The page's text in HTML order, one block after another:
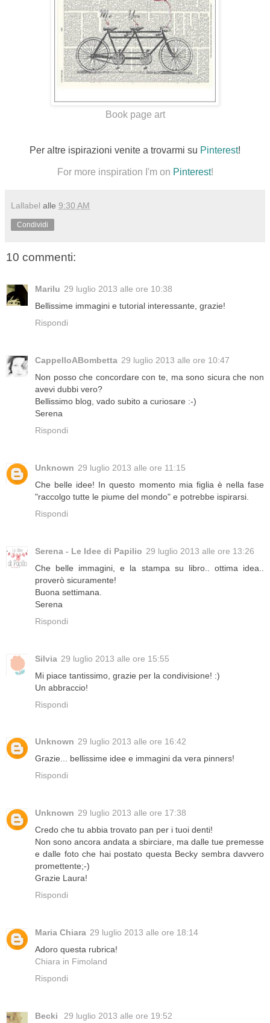
Book page art
Per altre ispirazioni venite a trovarmi su Pinterest!
For more inspiration I'm on Pinterest!
Lallabel alle 9:30 AM
Condividi
10 commenti:
Marilu 29 luglio 2013 alle ore 10:38
Bellissime immagini e tutorial interessante, grazie!
Rispondi
CappelloABombetta 29 luglio 2013 alle ore 10:47
Non posso che concordare con te, ma sono sicura che non
avevi dubbi vero?
Bellissimo blog, vado subito a curiosare :-)
Serena
Rispondi
Unknown 29 luglio 2013 alle ore 11:15
Che belle idee! In questo momento mia figlia è nella fase
"raccolgo tutte le piume del mondo" e potrebbe ispirarsi.
Rispondi
Serena - Le Idee di Papilio 29 luglio 2013 alle ore 13:26
Che belle immagini, e la stampa su libro.. ottima idea..
proverò sicuramente!
Buona settimana.
Serena
Rispondi
Silvia 29 luglio 2013 alle ore 15:55
Mi piace tantissimo, grazie per la condivisione! :)
Un abbraccio!
Rispondi
Unknown 29 luglio 2013 alle ore 16:42
Grazie... bellissime idee e immagini da vera pinners!
Rispondi
Unknown 29 luglio 2013 alle ore 17:38
Credo che tu abbia trovato pan per i tuoi denti!
Non sono ancora andata a sbirciare, ma dalle tue premesse
e dalle foto che hai postato questa Becky sembra davvero
promettente;-)
Grazie Laura!
Rispondi
Maria Chiara 29 luglio 2013 alle ore 18:14
Adoro questa rubrica!
Chiara in Fimoland
Rispondi
Becki
29 luglio 2013 alle ore 19:52